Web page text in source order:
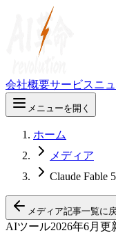
会社概要サービスニ
メニューを開く
ホーム
メディア
Claude
メディア記事一覧に
AIツール2026年6月更